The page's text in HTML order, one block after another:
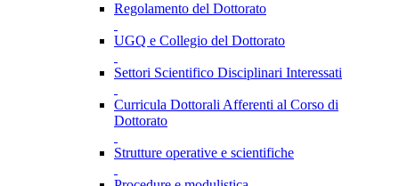
Regolamento del Dottorato
UGQ e Collegio del Dottorato
Settori Scientifico Disciplinari Interessati
Curricula Dottorali Afferenti al Corso di
Dottorato
Strutture operative e scientifiche